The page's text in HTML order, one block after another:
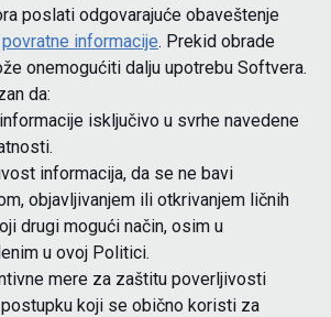
poslati odgovarajuće obaveštenje
povratne informacije. Prekid obrade
onemogućiti dalju upotrebu Softvera.
da:
isključivo u svrhe navedene
informacija, da se ne bavi
objavljivanjem ili otkrivanjem ličnih
drugi mogući način, osim u
u ovoj Politici.
mere za zaštitu poverljivosti
koji se obično koristi za